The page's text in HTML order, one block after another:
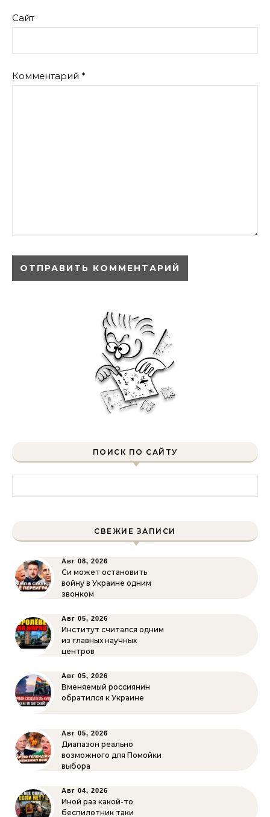
Сайт
Комментарий *
ПОИСК ПО САЙТУ
СВЕЖИЕ ЗАПИСИ
Авг 08, 2026
Си может остановить
войну в Украине одним
звонком
Авг 05, 2026
Институт считался одним
из главных научных
центров
Авг 05, 2026
Вменяемый россиянин
обратился к Украине
Авг 05, 2026
Диапазон реально
возможного для Помойки
выбора
Авг 04, 2026
Иной раз какой-то
беспилотник таки